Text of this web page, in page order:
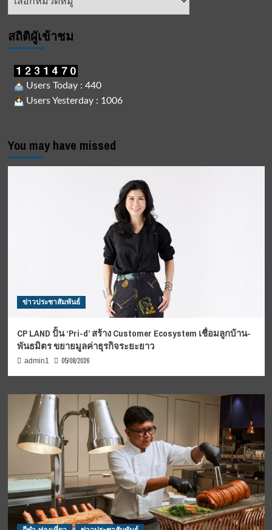
สถิติผูัเข้าชม
Users Today : 440
Users Yesterday : 1006
You may have missed
ข่าวประชาสัมพันธ์
CP LAND ปั้น ‘Pri-d’ สร้าง Customer Ecosystem เชื่อมลูกบ้าน-
พันธมิตร ขยายมูลค่าธุรกิจระยะยาว
admin1 05/08/2026